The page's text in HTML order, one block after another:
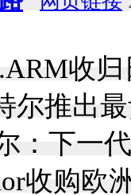
收
尔推出
：下一
收购欧